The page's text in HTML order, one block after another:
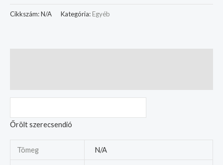
Cikkszám:N/A Kategória: Egyéb
Őrölt szerecsendió
Tömeg N/A